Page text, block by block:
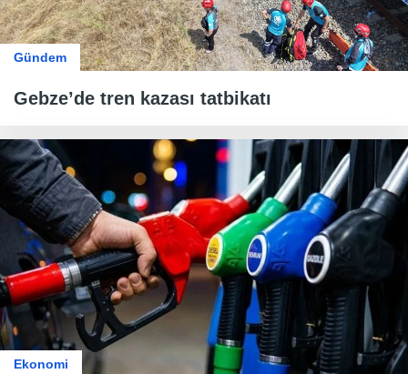
Gündem
Gebze’de tren kazası tatbikatı
Ekonomi